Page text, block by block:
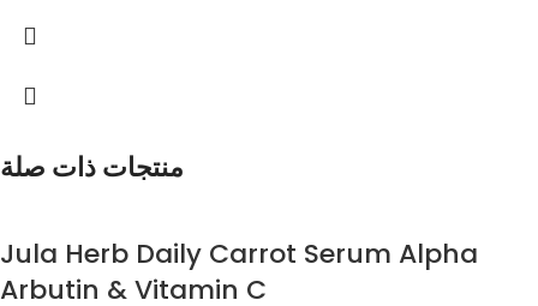
منتجات ذات صلة
Jula Herb Daily Carrot Serum Alpha
Arbutin & Vitamin C